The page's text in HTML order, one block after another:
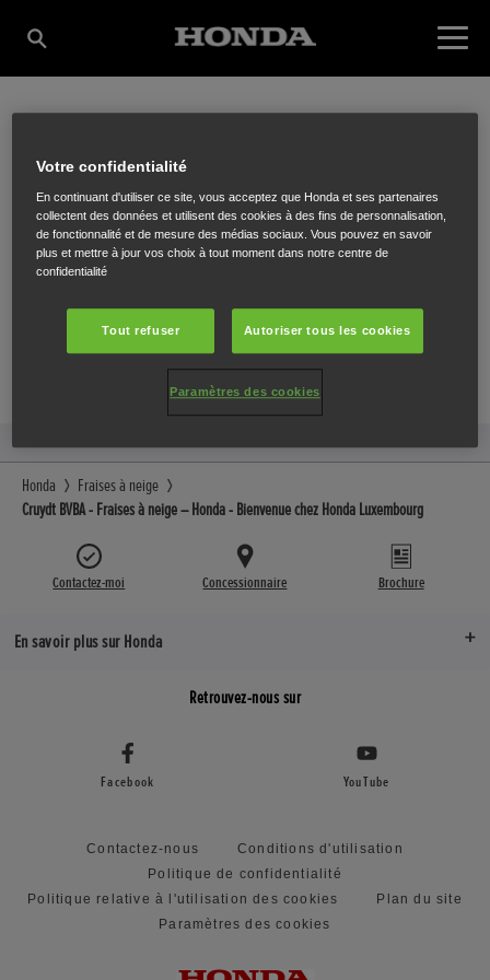
CRUYDT BVBA
Moorsledestraat 34-36,Zonnebeke,8980
Honda
Fraises à neige
Cruydt BVBA - Fraises à neige – Honda - Bienvenue chez Honda Luxembourg
Contactez-moi Concessionnaire Brochure
En savoir plus sur Honda
Retrouvez-nous sur
Facebook YouTube
Contactez-nous
Conditions d'utilisation
Politique de confidentialité
Politique relative à l'utilisation des cookies
Plan du site
Paramètres des cookies
Votre confidentialité
En continuant d'utiliser ce site, vous acceptez que Honda et ses partenaires
collectent des données et utilisent des cookies à des fins de personnalisation,
de fonctionnalité et de mesure des médias sociaux. Vous pouvez en savoir
plus et mettre à jour vos choix à tout moment dans notre centre de
confidentialité
Tout refuser Autoriser tous les cookies
Paramètres des cookies